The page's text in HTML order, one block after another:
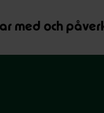
med och